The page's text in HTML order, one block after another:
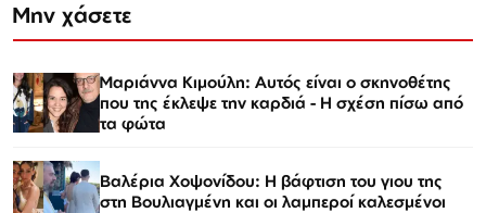
Μην χάσετε
Μαριάννα Κιμούλη: Αυτός είναι ο σκηνοθέτης
που της έκλεψε την καρδιά - Η σχέση πίσω από
τα φώτα
Βαλέρια Χοψονίδου: Η βάφτιση του γιου της
στη Βουλιαγμένη και οι λαμπεροί καλεσμένοι